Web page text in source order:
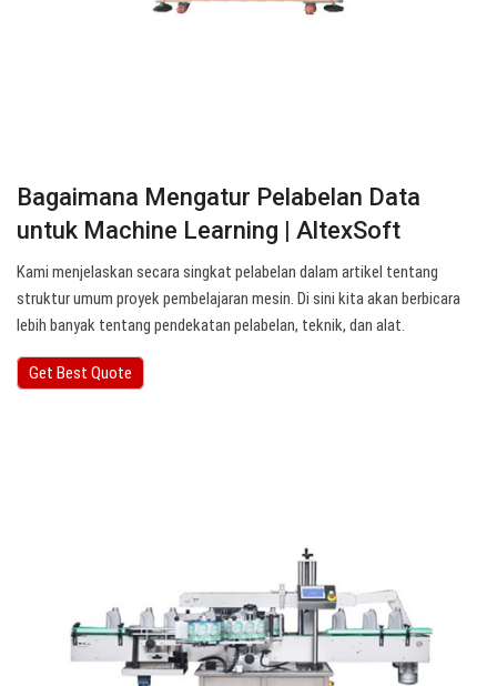
Bagaimana Mengatur Pelabelan Data
untuk Machine Learning | AltexSoft
Kami menjelaskan secara singkat pelabelan dalam artikel tentang
struktur umum proyek pembelajaran mesin. Di sini kita akan berbicara
lebih banyak tentang pendekatan pelabelan, teknik, dan alat.
Get Best Quote